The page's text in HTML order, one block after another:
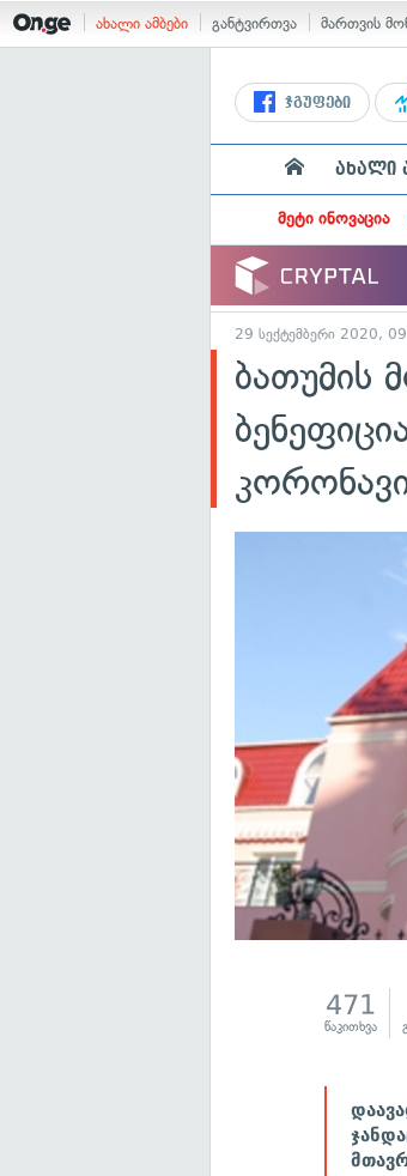
ახალი ამბები განტვირთვა მართვის
ჯგუფები
ახალი
მეტი ინოვაცია
29 სექტემბერი 2020,
ბათუმის
471
წაკითხვა